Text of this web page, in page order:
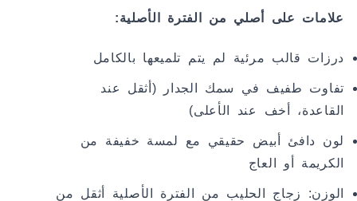
علامات على أصلي من الفترة الأصلية:
درزات قالب مرئية لم يتم تلميعها بالكامل
تفاوت طفيف في سمك الجدار (أثقل عند
القاعدة، أخف عند الأعلى)
لون دافئ أبيض حقيقي مع لمسة خفيفة من
الكريمة أو العاج
الوزن: زجاج الحليب من الفترة الأصلية أثقل من